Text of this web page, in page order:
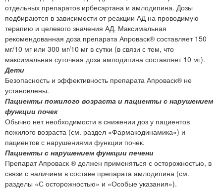
отдельных препаратов ирбесартана и амлодипина. Дозы
подбираются в зависимости от реакции АД на проводимую
терапию и целевого значения АД. Максимальная
рекомендованная доза препарата Апроваск® составляет 150
мг/10 мг или 300 мг/10 мг в сутки (в связи с тем, что
максимальная суточная доза амлодипина составляет 10 мг).
Дети
Безопасность и эффективность препарата Апроваск® не
установлены.
Пациенты пожилого возраста и пациенты с нарушением
функции почек
Обычно нет необходимости в снижении доз у пациентов
пожилого возраста (см. раздел «Фармакодинамика») и
пациентов с нарушениями функции почек.
Пациенты с нарушением функции печени
Препарат Апроваск ® должен применяться с осторожностью, в
связи с наличием в составе препарата амлодипина (см.
разделы «С осторожностью» и «Особые указания»).